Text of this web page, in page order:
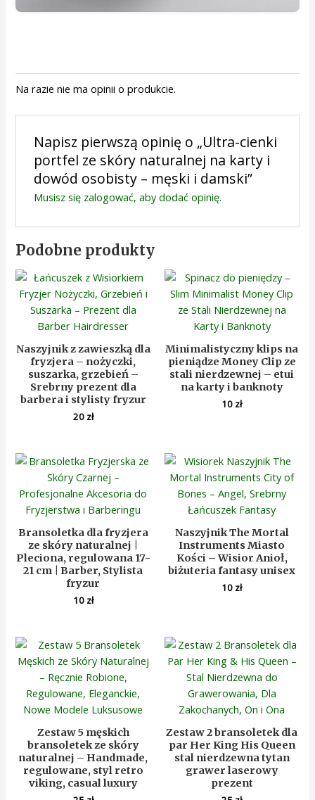
Na razie nie ma opinii o produkcie.
Napisz pierwszą opinię o „Ultra-cienki
portfel ze skóry naturalnej na karty i
dowód osobisty – męski i damski”
Musisz się zalogować, aby dodać opinię.
Podobne produkty
Naszyjnik z zawieszką dla
fryzjera – nożyczki,
suszarka, grzebień –
Srebrny prezent dla
barbera i stylisty fryzur
20 zł
Minimalistyczny klips na
pieniądze Money Clip ze
stali nierdzewnej – etui
na karty i banknoty
10 zł
Bransoletka dla fryzjera
ze skóry naturalnej |
Pleciona, regulowana 17-
21 cm | Barber, Stylista
fryzur
10 zł
Naszyjnik The Mortal
Instruments Miasto
Kości – Wisior Anioł,
biżuteria fantasy unisex
10 zł
Zestaw 5 męskich
bransoletek ze skóry
naturalnej – Handmade,
regulowane, styl retro
viking, casual luxury
Zestaw 2 bransoletek dla
par Her King His Queen
stal nierdzewna tytan
grawer laserowy
prezent